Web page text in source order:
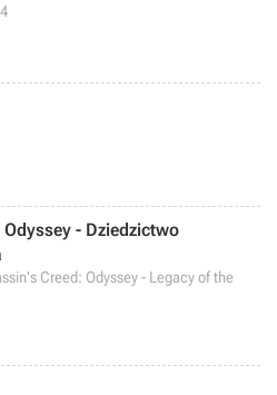
- Dziedzictwo
Creed: Odyssey - Legacy of the